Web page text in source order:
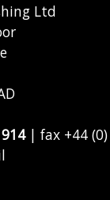
Ltd
| fax +44 (0)